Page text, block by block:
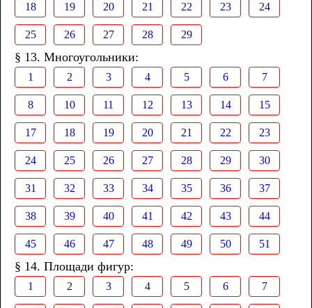
18 19 20 21 22 23 24
25 26 27 28 29
§ 13. Многоугольники:
1 2 3 4 5 6 7
8 10 11 12 13 14 15
17 18 19 20 21 22 23
24 25 26 27 28 29 30
31 32 33 34 35 36 37
38 39 40 41 42 43 44
45 46 47 48 49 50 51
§ 14. Площади фигур:
1 2 3 4 5 6 7